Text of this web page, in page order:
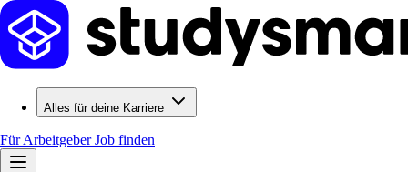
Alles für deine Karriere
Für ArbeitgeberJob finden